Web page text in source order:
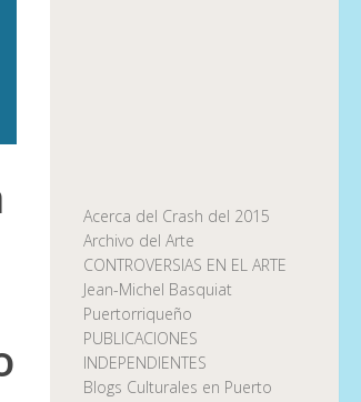
Acerca del Crash del 2015
Archivo del Arte
CONTROVERSIAS EN EL ARTE
Jean-Michel Basquiat
Puertorriqueño
PUBLICACIONES
INDEPENDIENTES
Blogs Culturales en Puerto